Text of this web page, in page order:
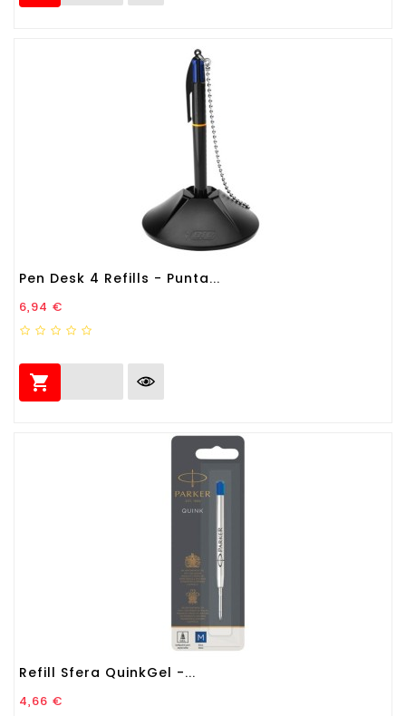
Pen Desk 4 Refills - Punta...
Prezzo
6,94 €

Refill Sfera QuinkGel -...
Prezzo
4,66 €